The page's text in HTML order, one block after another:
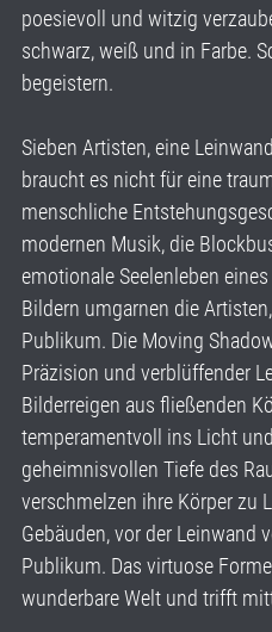
poesievoll und witzig
schwarz, weiß und in Farbe.
begeistern.
Sieben Artisten, eine
braucht es nicht für eine
menschliche
modernen Musik, die
emotionale Seelenleben
Bildern umgarnen die
Publikum. Die Moving
Präzision und verblüffender
Bilderreigen aus fließenden
temperamentvoll ins Licht
geheimnisvollen Tiefe des
verschmelzen ihre Körper zu
Gebäuden, vor der Leinwand
Publikum. Das virtuose
wunderbare Welt und trifft